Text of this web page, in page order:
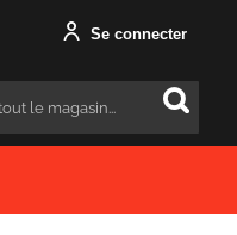
Se connecter